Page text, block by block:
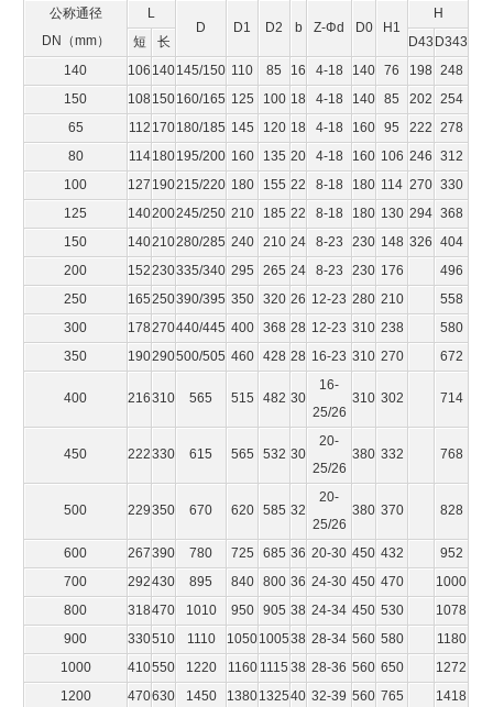
公称通径
DN（mm）
L
D
D1 D2 b Z-Φd D0 H1
H
短
长 D43 D343
140
106 140145/150 110 85 16 4-18 140 76 198 248
150
108 150160/165 125 100 18 4-18 140 85 202 254
65
112 170180/185 145 120 18 4-18 160 95 222 278
80
114180195/200 160 135 20 4-18 160 106 246 312
100
127 190215/220 180 155 22 8-18 180 114 270 330
125
140200245/250 210 185 22 8-18 180 130 294 368
150
140210280/285 240 210 24 8-23 230 148 326 404
200
152230335/340 295 265 24 8-23 230 176
496
250
165250390/395 350 320 26 12-23 280 210
558
300
178270440/445 400 368 28 12-23 310 238
580
350
190290500/505 460 428 28 16-23 310 270 672
400 216310 565 515 482 30
16-
25/26
310 302 714
450 222330 615 565 532 30
20-
25/26
380 332 768
500 229350 670 620 585 32
20-
25/26
380 370 828
600 267390 780 725 685 36 20-30 450 432
952
700
292430 895 840 800 36 24-30 450 470
1000
800
318470 1010 950 905 38 24-34 450 530
1078
900
330510 1110 1050100538 28-34 560 580
1180
1000
410550 1220 1160 1115 38 28-36 560 650
1272
1200
470630 1450 1380132540 32-39 560 765
1418